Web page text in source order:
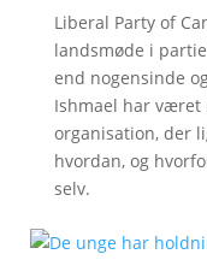
Liberal Party of
landsmøde i
end nogensinde
Ishmael har været
organisation, der
hvordan, og
selv.